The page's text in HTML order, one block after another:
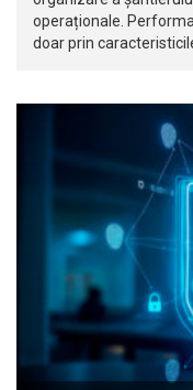
operaționale.
doar prin